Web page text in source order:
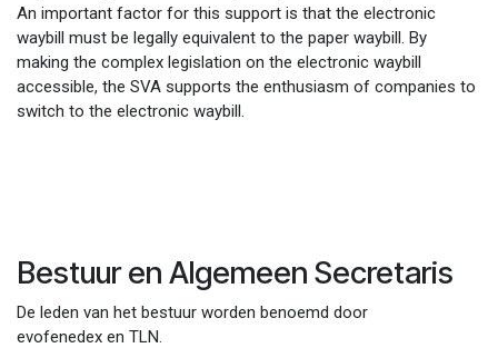
An important factor for this support is that the electronic
waybill must be legally equivalent to the paper waybill. By
making the complex legislation on the electronic waybill
accessible, the SVA supports the enthusiasm of companies to
switch to the electronic waybill.
Bestuur en Algemeen Secretaris
De leden van het bestuur worden benoemd door
evofenedex en TLN.